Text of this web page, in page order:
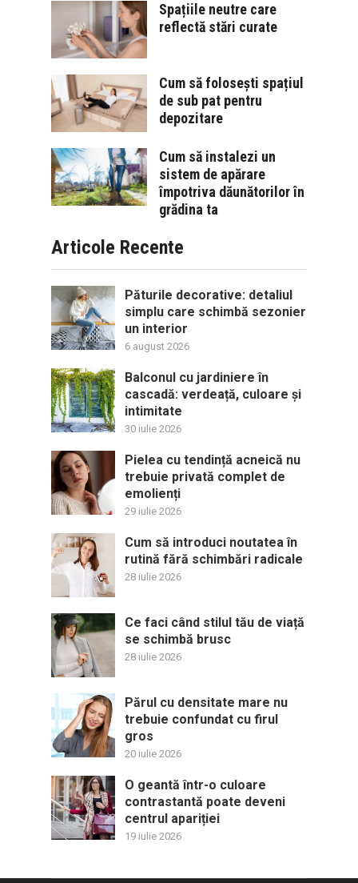
Spațiile neutre care
reflectă stări curate
Cum să folosești spațiul
de sub pat pentru
depozitare
Cum să instalezi un
sistem de apărare
împotriva dăunătorilor în
grădina ta
Articole Recente
Păturile decorative: detaliul
simplu care schimbă sezonier
un interior
6 august 2026
Balconul cu jardiniere în
cascadă: verdeață, culoare și
intimitate
30 iulie 2026
Pielea cu tendință acneică nu
trebuie privată complet de
emolienți
29 iulie 2026
Cum să introduci noutatea în
rutină fără schimbări radicale
28 iulie 2026
Ce faci când stilul tău de viață
se schimbă brusc
28 iulie 2026
Părul cu densitate mare nu
trebuie confundat cu firul
gros
20 iulie 2026
O geantă într-o culoare
contrastantă poate deveni
centrul apariției
19 iulie 2026